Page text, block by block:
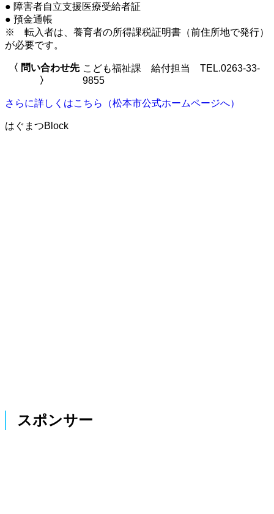
● 障害者自立支援医療受給者証
● 預金通帳
※ 転入者は、養育者の所得課税証明書（前住所地で発行）
が必要です。
〈 問い合わせ先
〉
こども福祉課 給付担当 TEL.0263-33-
9855
さらに詳しくはこちら（松本市公式ホームページへ）
はぐまつBlock
スポンサー